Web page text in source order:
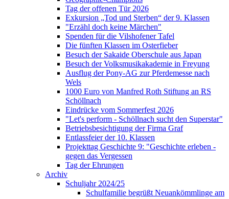
Tag der offenen Tür 2026
Exkursion „Tod und Sterben“ der 9. Klassen
"Erzähl doch keine Märchen"
Spenden für die Vilshofener Tafel
Die fünften Klassen im Osterfieber
Besuch der Sakaide Oberschule aus Japan
Besuch der Volksmusikakademie in Freyung
Ausflug der Pony-AG zur Pferdemesse nach
Wels
1000 Euro von Manfred Roth Stiftung an RS
Schöllnach
Eindrücke vom Sommerfest 2026
"Let's perform - Schöllnach sucht den Superstar"
Betriebsbesichtigung der Firma Graf
Entlassfeier der 10. Klassen
Projekttag Geschichte 9: "Geschichte erleben -
gegen das Vergessen
Tag der Ehrungen
Archiv
Schuljahr 2024/25
Schulfamilie begrüßt Neuankömmlinge am